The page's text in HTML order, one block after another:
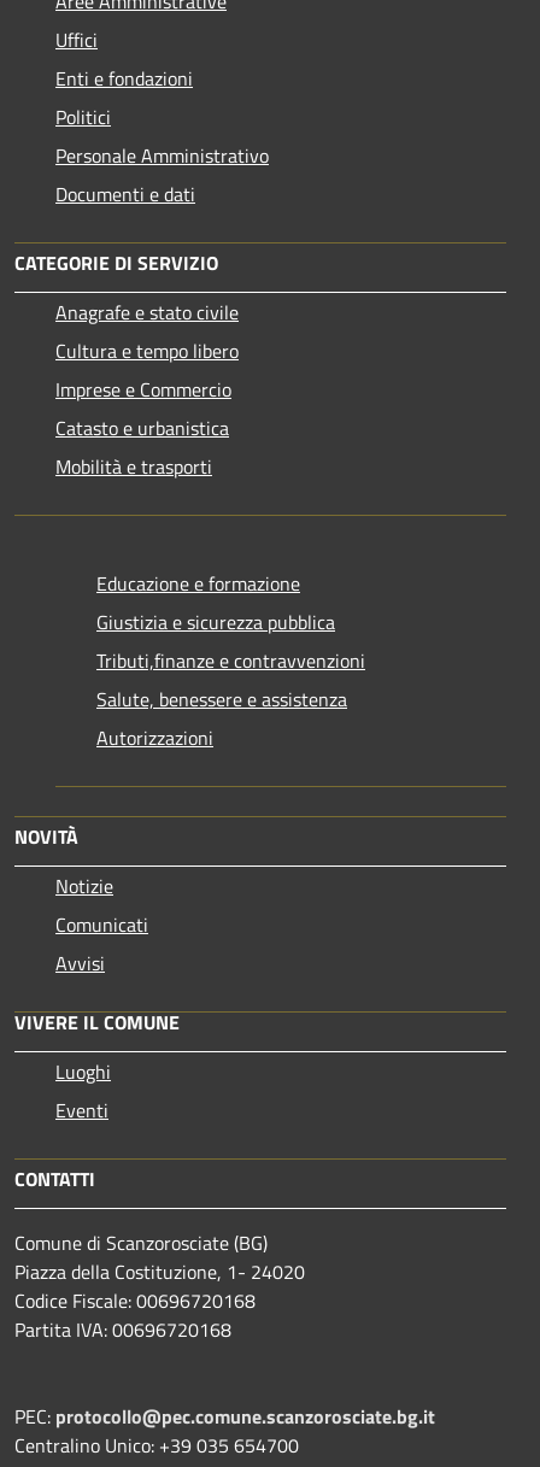
Uffici
Enti e fondazioni
Politici
Personale Amministrativo
Documenti e dati
CATEGORIE DI SERVIZIO
Anagrafe e stato civile
Cultura e tempo libero
Imprese e Commercio
Catasto e urbanistica
Mobilità e trasporti
Educazione e formazione
Giustizia e sicurezza pubblica
Tributi,finanze e contravvenzioni
Salute, benessere e assistenza
Autorizzazioni
NOVITÀ
Notizie
Comunicati
Avvisi
VIVERE IL COMUNE
Luoghi
Eventi
CONTATTI
Comune di Scanzorosciate (BG)
Piazza della Costituzione, 1- 24020
Codice Fiscale: 00696720168
Partita IVA: 00696720168
PEC: protocollo@pec.comune.scanzorosciate.bg.it
Centralino Unico: +39 035 654700